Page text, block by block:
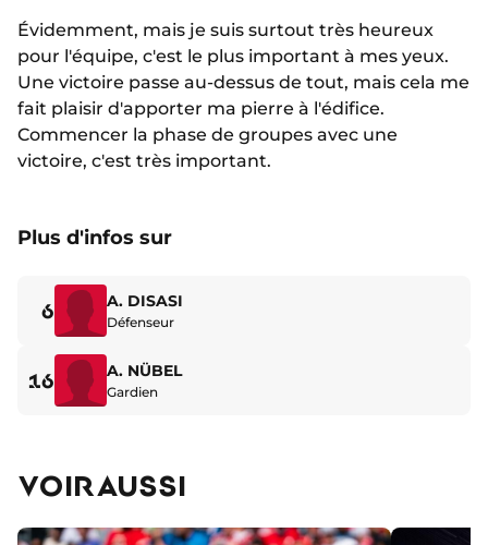
Évidemment, mais je suis surtout très heureux
pour l'équipe, c'est le plus important à mes yeux.
Une victoire passe au-dessus de tout, mais cela me
fait plaisir d'apporter ma pierre à l'édifice.
Commencer la phase de groupes avec une
victoire, c'est très important.
Plus d'infos sur
6 A. DISASI
Défenseur
16 A. NÜBEL
Gardien
VOIR AUSSI